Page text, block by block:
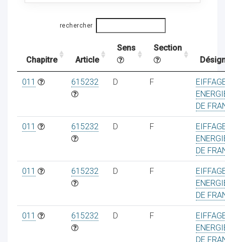
rechercher
Chapitre Article
Sens
Section
011 615232 D F
DE
011 615232 D F
DE
011 615232 D F
DE
011 615232 D F
DE